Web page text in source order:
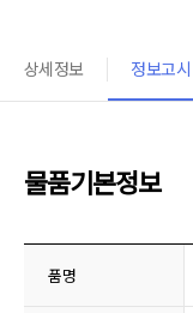
상세정보 정보고시
물품기본정보
품명